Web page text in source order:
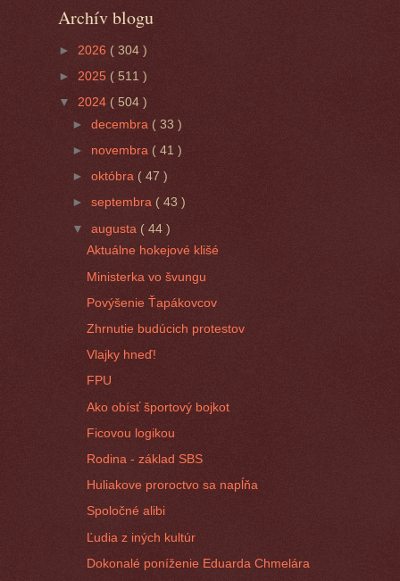
Archív blogu
► 2026 ( 304 )
► 2025 ( 511 )
▼ 2024 ( 504 )
►decembra ( 33 )
► novembra ( 41 )
►októbra ( 47 )
►septembra ( 43 )
▼augusta ( 44 )
Aktuálne hokejové klišé
Ministerka vo švungu
Povýšenie Ťapákovcov
Zhrnutie budúcich protestov
Vlajky hneď!
FPU
Ako obísť športový bojkot
Ficovou logikou
Rodina - základ SBS
Huliakove proroctvo sa napĺňa
Spoločné alibi
Ľudia z iných kultúr
Dokonalé poníženie Eduarda Chmelára